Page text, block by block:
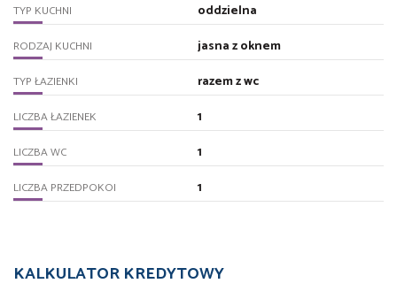
TYP KUCHNI oddzielna
RODZAJ KUCHNI jasna z oknem
TYP ŁAZIENKI razem z wc
LICZBA ŁAZIENEK 1
LICZBA WC 1
LICZBA PRZEDPOKOI 1
KALKULATOR KREDYTOWY